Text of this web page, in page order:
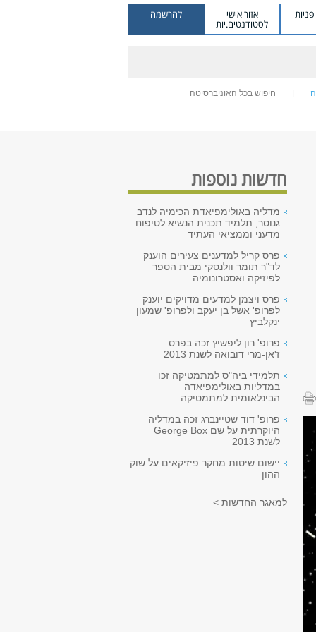
אזור אישי
לסטודנטים.יות
להרשמה
חיפוש בכל האוניברסיטה
חדשות נוספות
מדליה באולימפיאדת הכימיה לנדב
גנוסר, תלמיד תכנית הנשיא לטיפוח
מדעני וממציאי העתיד
פרס קריל למדענים צעירים הוענק
לד"ר תומר וולנסקי מבית הספר
לפיזיקה ואסטרונומיה
פרס ויצמן למדעים מדויקים יוענק
לפרופ' אשל בן יעקב ולפרופ' שמעון
ינקלביץ
פרופ' רון ליפשיץ זכה בפרס
ז'אן-מרי דובואה לשנת 2013
תלמידי ביה"ס למתמטיקה זכו
במדליות באולימפיאדה
הבינלאומית למתמטיקה
פרופ' דוד שטיינברג זכה במדליה
היוקרתית על שם George Box
לשנת 2013
יישום שיטות מחקר פיזיקאים על שוק
ההון
למאגר החדשות >